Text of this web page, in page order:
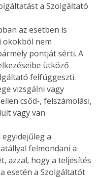
a Szolgáltató
az esetben is
okokból nem
pontját sérti. A
ütköző
felfüggeszti.
vizsgálni vagy
csőd-, felszámolási,
vagy van
a
felmondani a
azzal, hogy a teljesítés
esetén a Szolgáltatót